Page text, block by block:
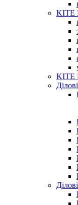
KITE
KITE